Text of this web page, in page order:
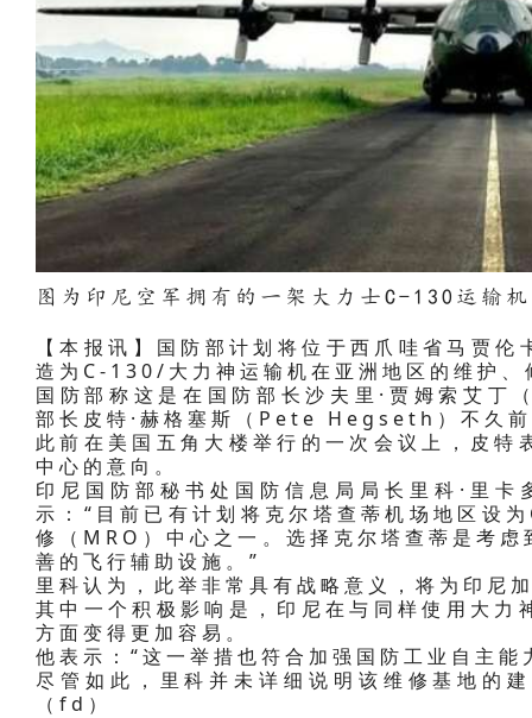
图为印尼空军拥有的一架大力士C-130运输
【本报讯】国防部计划将位于西爪哇省马贾
造为C-130/大力神运输机在亚洲地区的维护、
国防部称这是在国防部长沙夫里·贾姆索艾
部长皮特·赫格塞斯（Pete Hegseth）不久前
此前在美国五角大楼举行的一次会议上，皮
中心的意向。
印尼国防部秘书处国防信息局局长里科·里
示：“目前已有计划将克尔塔查蒂机场地区设
修（MRO）中心之一。选择克尔塔查蒂是考
善的飞行辅助设施。”
里科认为，此举非常具有战略意义，将为印尼
其中一个积极影响是，印尼在与同样使用大
方面变得更加容易。
他表示：“这一举措也符合加强国防工业自主
尽管如此，里科并未详细说明该维修基地的
（fd）